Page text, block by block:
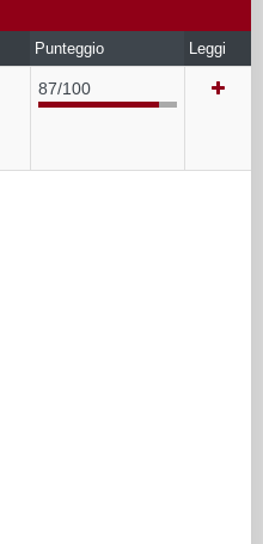
Punteggio Leggi
87/100